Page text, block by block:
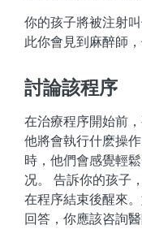
你的孩子將被注射
此你會見到麻醉師
討論該程序
在治療程序開始前
他將會執行什麽操
時，他們會感覺輕
况。 告訴你的孩子
在程序結束後醒來
回答，你應該咨詢